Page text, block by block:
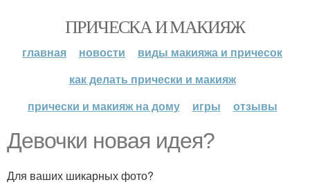
ПРИЧЕСКА И МАКИЯЖ
главная новости
виды макияжа и причесок
как делать прически и макияж
прически и макияж на дому
игры отзывы
Девочки новая идея?
Для ваших шикарных фото?